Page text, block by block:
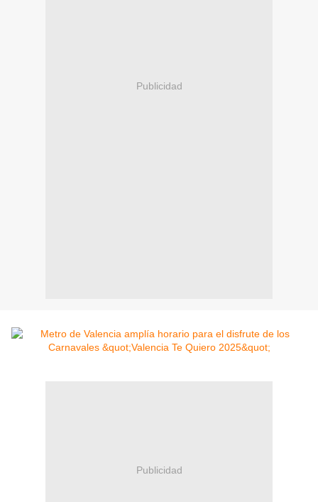
Publicidad
Publicidad